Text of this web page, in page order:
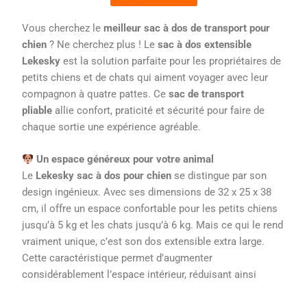
Vous cherchez lemeilleur sac à dos de transport pour
chien ? Ne cherchez plus ! Lesac à dos extensible
Lekesky est la solution parfaite pour les propriétaires de
petits chiens et de chats qui aiment voyager avec leur
compagnon à quatre pattes. Cesac de transport
pliable allie confort, praticité et sécurité pour faire de
chaque sortie une expérience agréable.
Un espace généreux pour votre animal
Le Lekesky sac à dos pour chien se distingue par son
design ingénieux. Avec ses dimensions de 32 x 25 x 38
cm, il offre un espace confortable pour les petits chiens
jusqu’à 5 kg et les chats jusqu’à 6 kg. Mais ce qui le rend
vraiment unique, c’est son dos extensible extra large.
Cette caractéristique permet d’augmenter
considérablement l’espace intérieur, réduisant ainsi